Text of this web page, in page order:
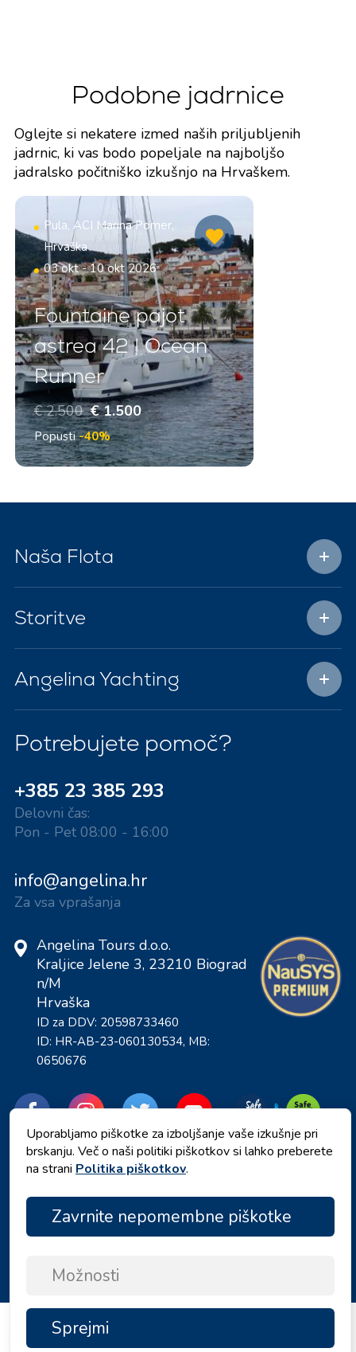
Podobne jadrnice
Oglejte si nekatere izmed naših priljubljenih
jadrnic, ki vas bodo popeljale na najboljšo
jadralsko počitniško izkušnjo na Hrvaškem.
Pula, ACI Marina Pomer,
Hrvaška
03 okt - 10 okt 2026
Fountaine pajot
astrea 42 | Ocean
Runner
€ 2.500 € 1.500
Popusti-40%
Naša Flota
Storitve
Angelina Yachting
Potrebujete pomoč?
+385 23 385 293
Delovni čas:
Pon - Pet 08:00 - 16:00
info@angelina.hr
Za vsa vprašanja
Angelina Tours d.o.o.
Kraljice Jelene 3, 23210 Biograd
n/M
Hrvaška
ID za DDV: 20598733460
ID: HR-AB-23-060130534, MB:
0650676
Copyright © 2026 by Angelina Tours d.o.o.
Uporabljamo piškotke za izboljšanje vaše izkušnje pri
brskanju. Več o naši politiki piškotkov si lahko preberete
na strani Politika piškotkov.
Zavrnite nepomembne piškotke
Možnosti
Sprejmi